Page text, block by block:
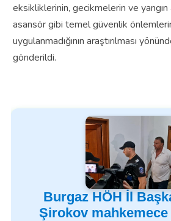
eksikliklerinin, gecikmelerin ve
asansör gibi temel güvenlik
uygulanmadığının araştırılması
gönderildi.
Burgaz HÖH İl
Şirokov mahkemece